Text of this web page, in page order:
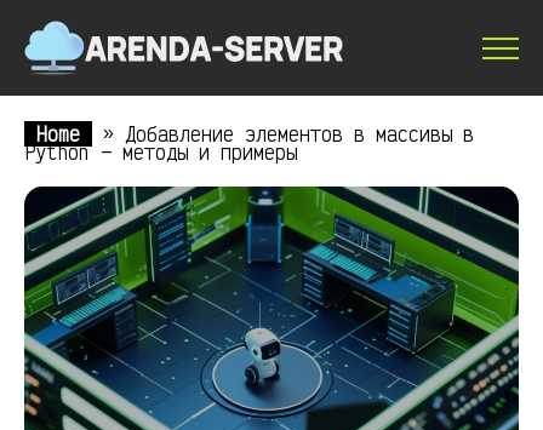
Home » Добавление элементов в массивы в
Python — методы и примеры